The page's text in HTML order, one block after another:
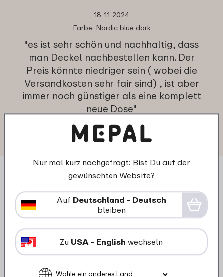
18-11-2024
Farbe: Nordic blue dark
"es ist sehr schön und nachhaltig, dass
man Deckel nachbestellen kann. Der
Preis könnte niedriger sein ( wobei die
Versandkosten sehr fair sind) , ist aber
immer noch günstiger als eine komplett
neue Dose"
★★ ★★★
★★ ★★★
Kunde von mepal.com
Nur mal kurz nachgefragt: Bist Du auf der
gewünschten Website?
Auf Deutschland - Deutsch
bleiben
Zu USA - English wechseln